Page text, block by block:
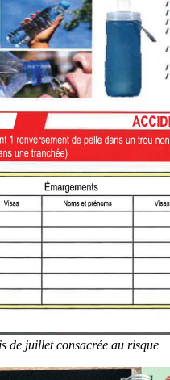
de juillet consacrée au risque